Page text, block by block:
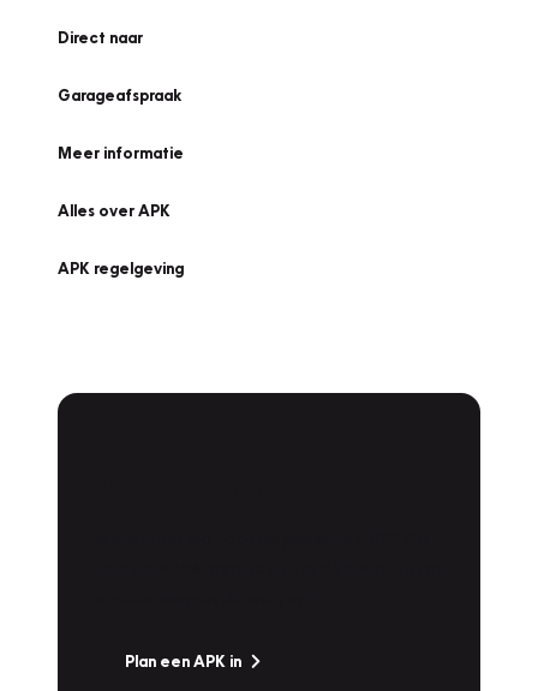
Direct naar
Garageafspraak
Meer informatie
Alles over APK
APK regelgeving
Plan een APK in